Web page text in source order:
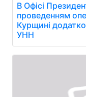
В Офісі
проведенням
Курщині
УНН